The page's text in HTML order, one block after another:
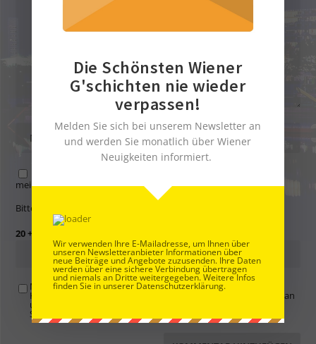
meinen nächsten Kommentar speichern.
Bitte gib eine Antwort in Ziffern ein:
20 + neunzehn =
Mit der Nutzung dieses Formulars übertragen Sie Ihren
Kommentar, Name, Email und IP-Adresse (und ev. Webseite) an
uns und erklären sich einverstanden, dass diese auf unserem
Server gespeichert werden. Siehe
Die Schönsten Wiener
G'schichten nie wieder
verpassen!
Melden Sie sich bei unserem Newsletter an
und werden Sie monatlich über Wiener
Neuigkeiten informiert.
Wir verwenden Ihre E-Mailadresse, um Ihnen über
unseren Newsletteranbieter Informationen über
neue Beiträge und Angebote zuzusenden. Ihre Daten
werden über eine sichere Verbindung übertragen
und niemals an Dritte weitergegeben. Weitere Infos
finden Sie in unserer Datenschutzerklärung.